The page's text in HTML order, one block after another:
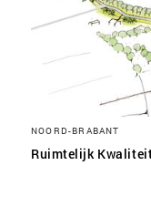
NOORD-BRABANT
Ruimtelijk